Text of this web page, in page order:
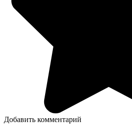
Добавить комментарий